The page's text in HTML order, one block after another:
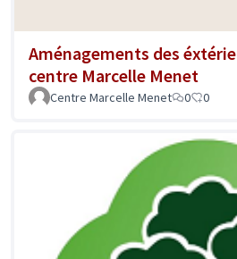
Aménagements des
centre Marcelle Menet
Centre Marcelle Menet
0 0